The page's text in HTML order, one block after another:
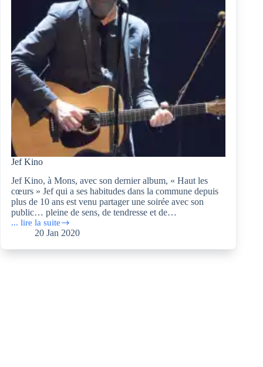
Jef Kino
Jef Kino, à Mons, avec son dernier album, « Haut les
cœurs » Jef qui a ses habitudes dans la commune depuis
plus de 10 ans est venu partager une soirée avec son
public… pleine de sens, de tendresse et de…
... lire la suite
Jef
20 Jan 2020